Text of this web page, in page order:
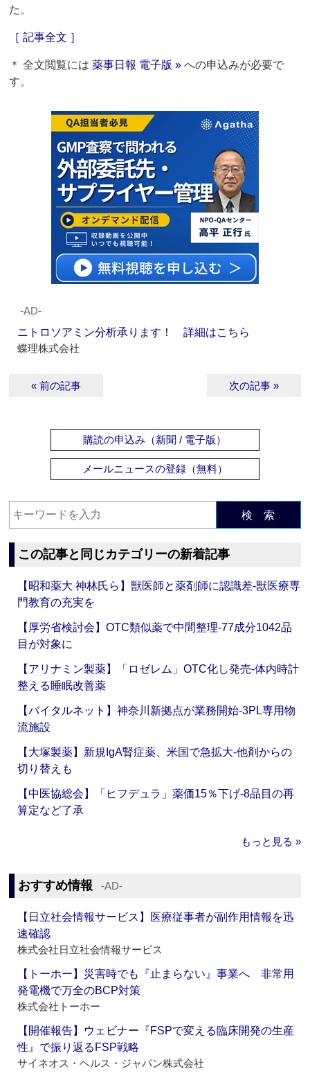
た。
［ 記事全文 ］
＊ 全文閲覧には薬事日報 電子版 » への申込みが必要で
す。
‐AD‐
ニトロソアミン分析承ります！ 詳細はこちら
蝶理株式会社
« 前の記事 次の記事 »
購読の申込み（新聞 / 電子版）
メールニュースの登録（無料）
検 索
この記事と同じカテゴリーの新着記事
【昭和薬大 神林氏ら】獣医師と薬剤師に認識差‐獣医療専
門教育の充実を
【厚労省検討会】OTC類似薬で中間整理‐77成分1042品
目が対象に
【アリナミン製薬】「ロゼレム」OTC化し発売‐体内時計
整える睡眠改善薬
【バイタルネット】神奈川新拠点が業務開始‐3PL専用物
流施設
【大塚製薬】新規IgA腎症薬、米国で急拡大‐他剤からの
切り替えも
【中医協総会】「ヒフデュラ」薬価15％下げ‐8品目の再
算定など了承
もっと見る »
おすすめ情報 ‐AD‐
【日立社会情報サービス】医療従事者が副作用情報を迅
速確認
株式会社日立社会情報サービス
【トーホー】災害時でも『止まらない』事業へ 非常用
発電機で万全のBCP対策
株式会社トーホー
【開催報告】ウェビナー『FSPで変える臨床開発の生産
性』で振り返るFSP戦略
サイネオス・ヘルス・ジャパン株式会社